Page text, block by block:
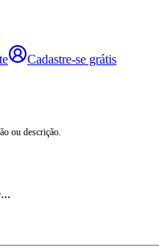
Cadastre-se grátis
ou descrição.